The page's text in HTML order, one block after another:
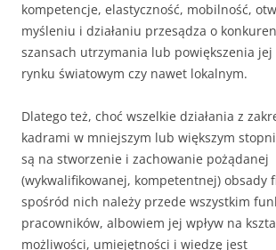
kompetencje, elastyczność, mobilność,
myśleniu i działaniu przesądza o
szansach utrzymania lub powiększenia jej
rynku światowym czy nawet lokalnym.
Dlatego też, choć wszelkie działania z
kadrami w mniejszym lub większym
są na stworzenie i zachowanie pożądanej
(wykwalifikowanej, kompetentnej) obsady
spośród nich należy przede wszystkim
pracowników, albowiem jej wpływ na
możliwości, umiejętności i wiedzę jest